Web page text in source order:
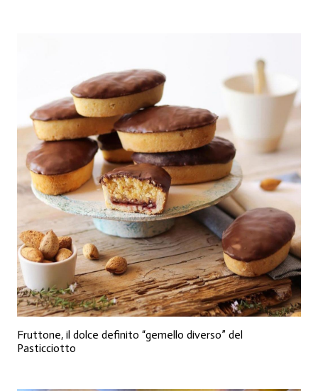
Fruttone, il dolce definito “gemello diverso” del
Pasticciotto